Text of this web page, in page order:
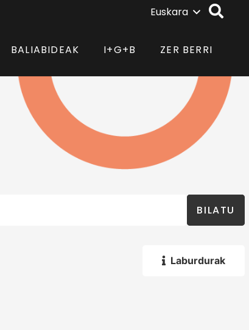
Euskara
BALIABIDEAK I+G+B ZER BERRI
BILATU
Laburdurak